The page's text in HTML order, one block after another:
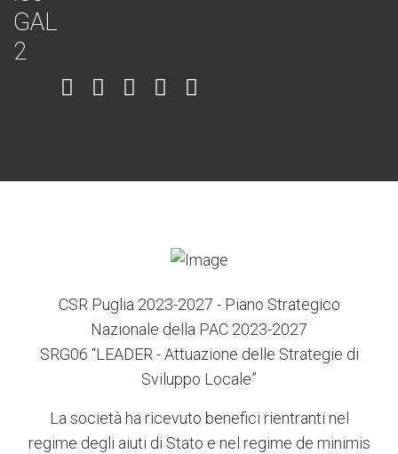
Item Item Item Item
CSR Puglia 2023-2027 - Piano Strategico
Nazionale della PAC 2023-2027
SRG06 “LEADER - Attuazione delle Strategie di
Sviluppo Locale”
La società ha ricevuto benefici rientranti nel
regime degli aiuti di Stato e nel regime de minimis